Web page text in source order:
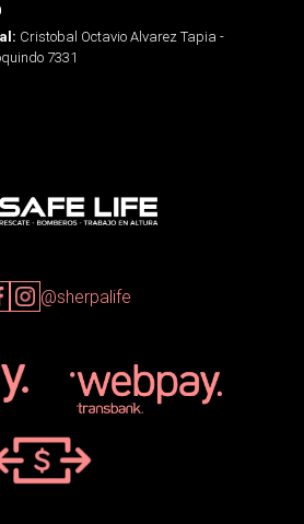
Cristobal Octavio Alvarez Tapia -
7331
@sherpalife